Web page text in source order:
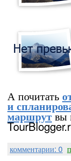
А почитать
и
маршрутвы
комментарии: 0